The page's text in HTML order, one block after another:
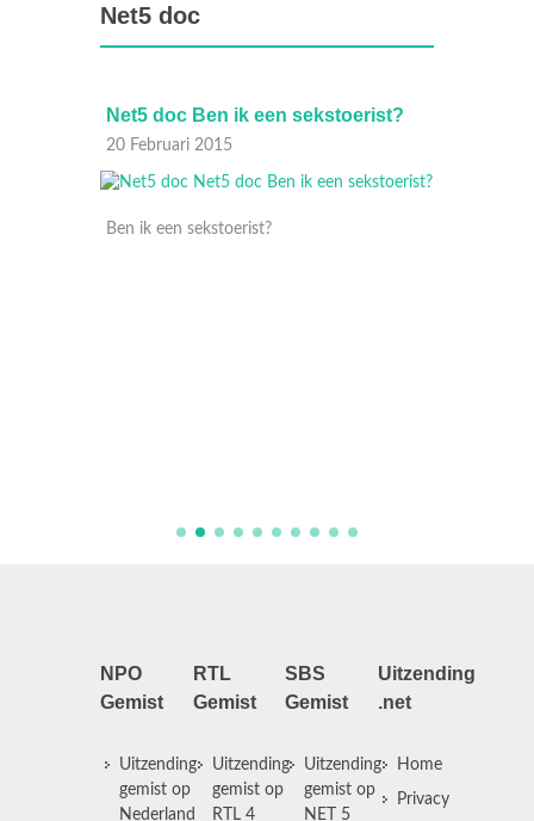
Net5 doc
Net5 doc Ben ik een sekstoerist?
20 Februari 2015
Ben ik een sekstoerist?
NPO
Gemist
Uitzending
gemist op
Nederland
RTL
Gemist
Uitzending
gemist op
RTL 4
SBS
Gemist
Uitzending
gemist op
NET 5
Uitzending
.net
Home
Privacy